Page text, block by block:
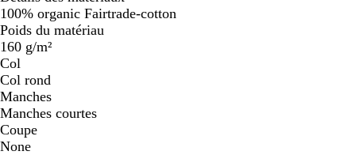
100% organic Fairtrade-cotton
Poids du matériau
160 g/m²
Col
Col rond
Manches
Manches courtes
Coupe
None